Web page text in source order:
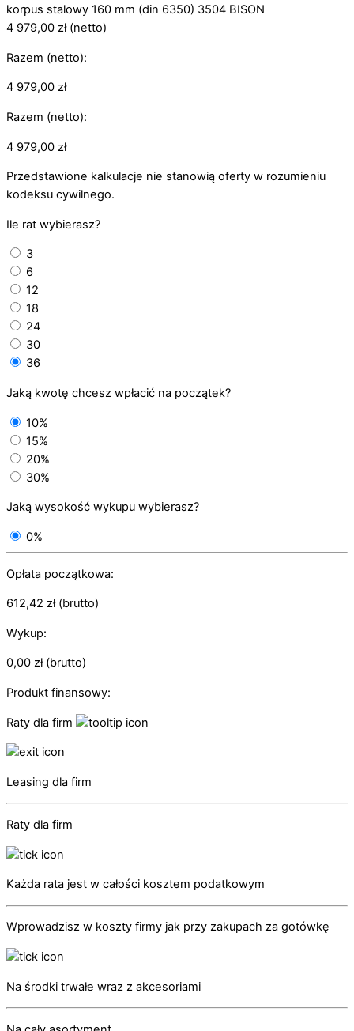
korpus stalowy 160 mm (din 6350) 3504 BISON
4 979,00 zł(netto)
Razem (netto):
4 979,00 zł
Razem (netto):
4 979,00 zł
Przedstawione kalkulacje nie stanowią oferty w rozumieniu
kodeksu cywilnego.
Ile rat wybierasz?
3
6
12
18
24
30
36
Jaką kwotę chcesz wpłacić na początek?
10%
15%
20%
30%
Jaką wysokość wykupu wybierasz?
0%
Opłata początkowa:
612,42 zł(brutto)
Wykup:
0,00 zł(brutto)
Produkt finansowy:
Raty dla firm
Leasing dla firm
Raty dla firm
Każda rata jest w całości kosztem podatkowym
Wprowadzisz w koszty firmy jak przy zakupach za gotówkę
Na środki trwałe wraz z akcesoriami